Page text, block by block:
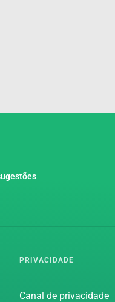
PRIVACIDADE
Canal de privacidade